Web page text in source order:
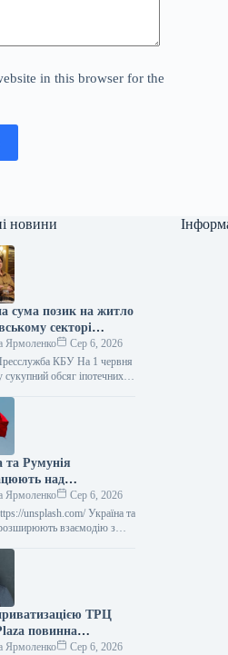
in this browser for the
новини
сума позик на житло
секторі
50 мільярдів гривень.
Ярмоленко
Сер 6, 2026
КБУ На 1 червня
сукупний обсяг іпотечних
гривень,…
та Румунія
над
логістичного
порту Констанца
Ярмоленко
Сер 6, 2026
unsplash.com/ Україна та
взаємодію з
агропродукції через
гавань Констанца, яка
ТРЦ
повинна
процедура
Ярмоленко Сер 6, 2026